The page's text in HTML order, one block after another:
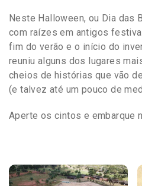
Neste Halloween, ou Dia das
com raízes em antigos
fim do verão e o início do
reuniu alguns dos lugares
cheios de histórias que vão
(e talvez até um pouco de
Aperte os cintos e embarque